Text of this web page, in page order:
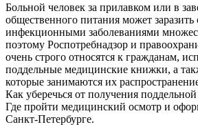
Больной человек за прилавком или в
общественного питания может заразить
инфекционными заболеваниями
поэтому Роспотребнадзор и
очень строго относятся к гражданам,
поддельные медицинские книжки, а
которые занимаются их
Как уберечься от получения
Где пройти медицинский осмотр и
Санкт-Петербурге.